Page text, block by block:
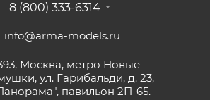
8 (800) 333-6314
info@arma-models.ru
Москва, метро Новые
ул. Гарибальди, д. 23,
павильон 2П-65.